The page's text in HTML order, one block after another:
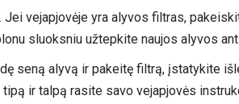
. Jei vejapjovėje yra alyvos filtras,
sluoksniu užtepkite naujos alyvos
seną alyvą ir pakeitę filtrą, įstatykite
ir talpą rasite savo vejapjovės